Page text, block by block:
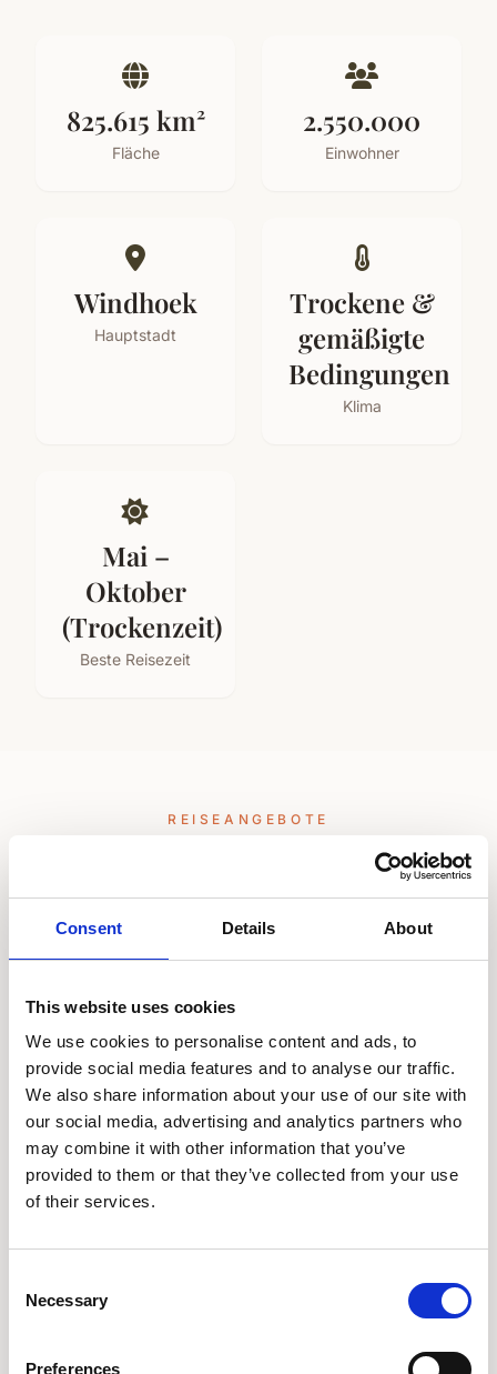
Consent Details About
This website uses cookies
We use cookies to personalise content and ads, to
provide social media features and to analyse our traffic.
We also share information about your use of our site with
our social media, advertising and analytics partners who
may combine it with other information that you’ve
provided to them or that they’ve collected from your use
of their services.
Selection
Necessary
Preferences
825.615 km²
Fläche
2.550.000
Einwohner
Windhoek
Hauptstadt
Trockene &
gemäßigte
Bedingungen
Klima
Mai –
Oktober
(Trockenzeit)
Beste Reisezeit
REISEANGEBOTE
Unsere Reisen in Namibia
Entdecken Sie unsere handverlesenen Safari-
Reisen für Namibia.
20